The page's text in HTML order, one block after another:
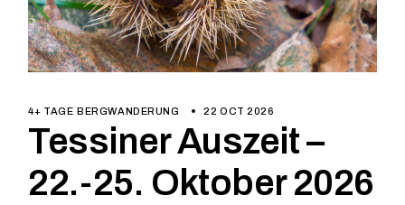
4+ TAGE BERGWANDERUNG 22 OCT 2026
Tessiner Auszeit –
22.-25. Oktober 2026